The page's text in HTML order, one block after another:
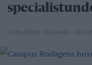
PUBLICERAD 2026-04-04 – AV